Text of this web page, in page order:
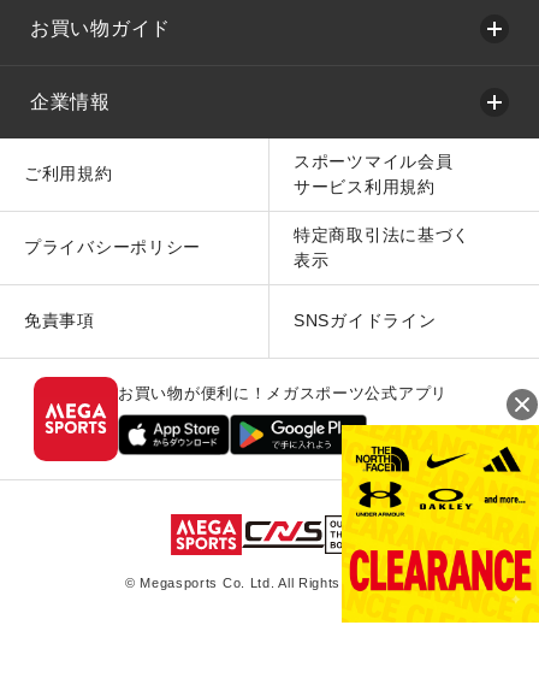
お買い物ガイド
企業情報
ご利用規約
スポーツマイル会員
サービス利用規約
プライバシーポリシー
特定商取引法に基づく
表示
免責事項 SNSガイドライン
お買い物が便利に！メガスポーツ公式アプリ
© Megasports Co. Ltd. All Rights Reserved.